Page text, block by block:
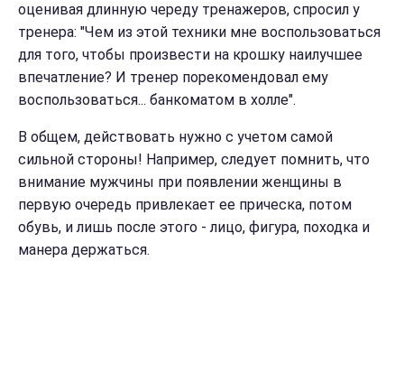
оценивая длинную череду тренажеров, спросил у
тренера: "Чем из этой техники мне воспользоваться
для того, чтобы произвести на крошку наилучшее
впечатление? И тренер порекомендовал ему
воспользоваться... банкоматом в холле".
В общем, действовать нужно с учетом самой
сильной стороны! Например, следует помнить, что
внимание мужчины при появлении женщины в
первую очередь привлекает ее прическа, потом
обувь, и лишь после этого - лицо, фигура, походка и
манера держаться.